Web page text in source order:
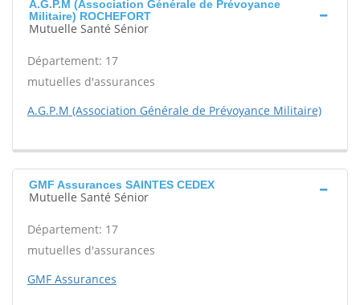
A.G.P.M (Association Générale de Prévoyance
Militaire) ROCHEFORT
Mutuelle Santé Sénior
Département: 17
mutuelles d'assurances
A.G.P.M (Association Générale de Prévoyance Militaire)
GMF Assurances SAINTES CEDEX
Mutuelle Santé Sénior
Département: 17
mutuelles d'assurances
GMF Assurances